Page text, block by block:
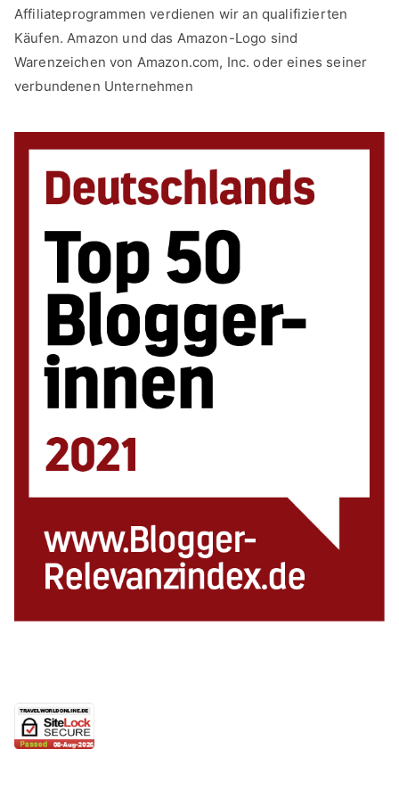
Affiliateprogrammen verdienen wir an qualifizierten
Käufen. Amazon und das Amazon-Logo sind
Warenzeichen von Amazon.com, Inc. oder eines seiner
verbundenen Unternehmen